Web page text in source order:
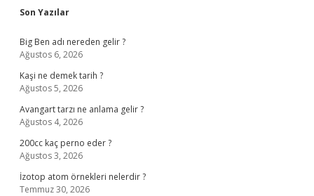
Sidebar
Son Yazılar
Big Ben adı nereden gelir ?
Ağustos 6, 2026
Kaşi ne demek tarih ?
Ağustos 5, 2026
Avangart tarzı ne anlama gelir ?
Ağustos 4, 2026
200cc kaç perno eder ?
Ağustos 3, 2026
İzotop atom örnekleri nelerdir ?
Temmuz 30, 2026